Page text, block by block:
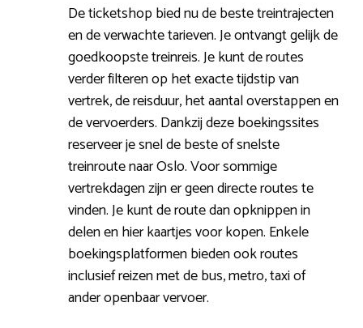
De ticketshop bied nu de beste treintrajecten
en de verwachte tarieven. Je ontvangt gelijk de
goedkoopste treinreis. Je kunt de routes
verder filteren op het exacte tijdstip van
vertrek, de reisduur, het aantal overstappen en
de vervoerders. Dankzij deze boekingssites
reserveer je snel de beste of snelste
treinroute naar Oslo. Voor sommige
vertrekdagen zijn er geen directe routes te
vinden. Je kunt de route dan opknippen in
delen en hier kaartjes voor kopen. Enkele
boekingsplatformen bieden ook routes
inclusief reizen met de bus, metro, taxi of
ander openbaar vervoer.